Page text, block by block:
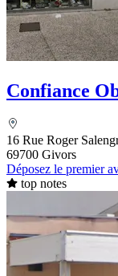
Confiance
16 Rue Roger
69700 Givors
Déposez le premier
top notes